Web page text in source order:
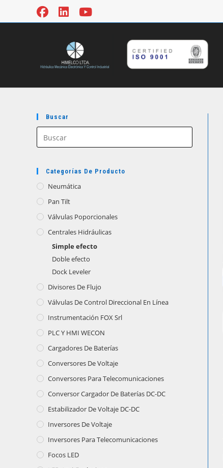
Buscar
Categorías De Producto
Neumática
Pan Tilt
Válvulas Poporcionales
Centrales Hidráulicas
Simple efecto
Doble efecto
Dock Leveler
Divisores De Flujo
Válvulas De Control Direccional En Línea
Instrumentación FOX Srl
PLC Y HMI WECON
Cargadores De Baterías
Conversores De Voltaje
Conversores Para Telecomunicaciones
Conversor Cargador De Baterías DC-DC
Estabilizador De Voltaje DC-DC
Inversores De Voltaje
Inversores Para Telecomunicaciones
Focos LED